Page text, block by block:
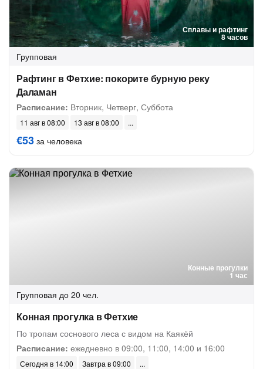
Сплавы и рафтинг
8 часов
Групповая
Рафтинг в Фетхие: покорите бурную реку
Даламан
Расписание: Вторник, Четверг, Суббота
11 авг в 08:00 13 авг в 08:00
€53 за человека
Конные прогулки
1 час
Групповая до 20 чел.
Конная прогулка в Фетхие
По тропам соснового леса с видом на Каякёй
Расписание: ежедневно в 09:00, 11:00, 14:00 и 16:00
Сегодня в 14:00 Завтра в 09:00